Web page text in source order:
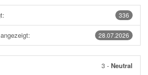
336
28.07.2026
3 - Neutral